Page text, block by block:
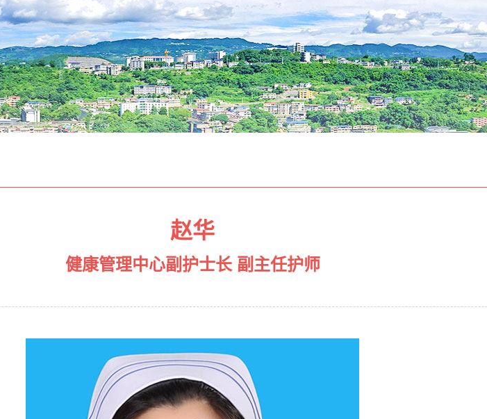
赵华
健康管理中心副护士长 副主任护师